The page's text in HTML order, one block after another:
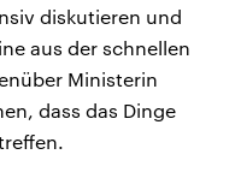
diskutieren und
aus der schnellen
Ministerin
dass das Dinge